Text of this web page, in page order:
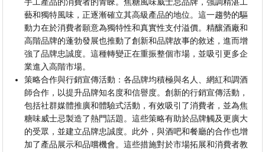
藝和獨特風味，正逐漸確立其高級產品的地位。這一趨勢的驅
動力在於消費者願意為獨特性和真實性支付溢價。精釀酒廠和
高階品牌的蓬勃發展也推動了創新和品牌故事的敘述，進而增
強了品牌忠誠度。這種轉變正在重振整個市場，並吸引更多企
業進入高階市場。
策略合作與行銷宣傳活動：各品牌均積極與名人、網紅和調酒
師合作，以提升品牌知名度和信譽度。創新的行銷宣傳活動，
包括社群媒體推廣和體驗式活動，有效吸引了消費者，並為焦
糖味威士忌製造了熱門話題。這些策略有助於品牌觸及更廣大
的受眾，並建立品牌忠誠度。此外，與酒吧和餐廳的合作也增
加了產品展示和品嚐機會。這些措施對於市場拓展和消費者教